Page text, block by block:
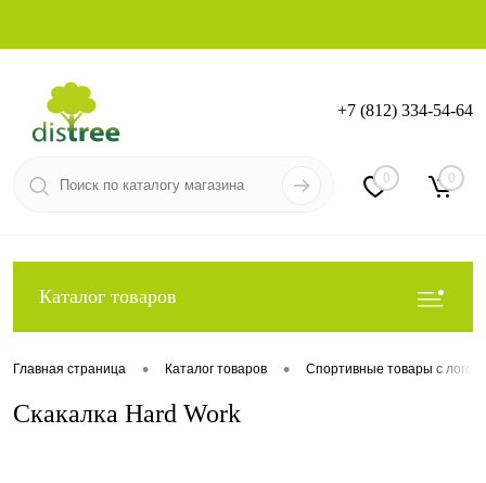
Вход Регистрация
+7 (812) 334-54-64
0 0
Каталог товаров
Главная страница • Каталог товаров • Спортивные товары с
Скакалка Hard Work